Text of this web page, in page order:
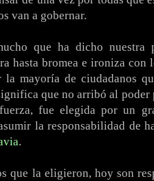
van a gobernar.
que ha dicho nuestra
hasta bromea e ironiza con
mayoría de ciudadanos
que no arribó al poder
fue elegida por un
la responsabilidad de
.
que la eligieron, hoy son